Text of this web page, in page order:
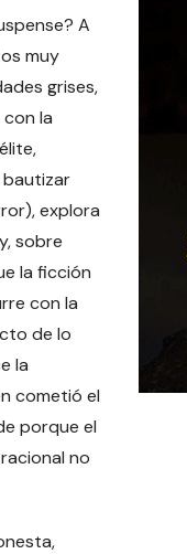
A
muy
grises,
la
bautizar
explora
sobre
la ficción
con la
de lo
la
cometió el
porque el
no